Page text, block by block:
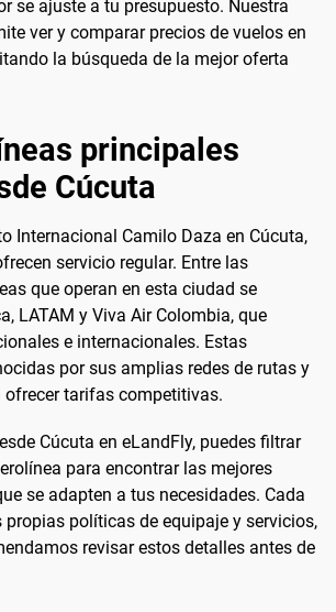
se ajuste a tu presupuesto. Nuestra
ver y comparar precios de vuelos en
la búsqueda de la mejor oferta
principales
Cúcuta
Internacional Camilo Daza en Cúcuta,
servicio regular. Entre las
que operan en esta ciudad se
LATAM y Viva Air Colombia, que
e internacionales. Estas
por sus amplias redes de rutas y
tarifas competitivas.
Cúcuta en eLandFly, puedes filtrar
para encontrar las mejores
se adapten a tus necesidades. Cada
propias políticas de equipaje y servicios,
revisar estos detalles antes de